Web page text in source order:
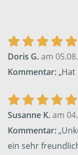
Doris G.am
Kommentar:
Susanne K.am
Kommentar:
ein sehr